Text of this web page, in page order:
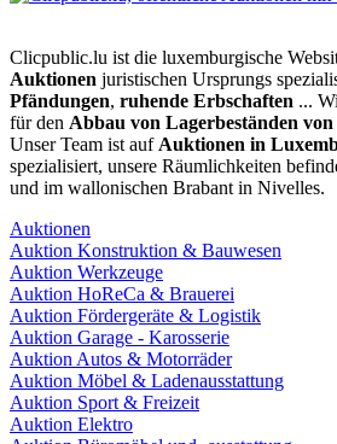
Clicpublic.lu ist die luxemburgische
Auktionen juristischen Ursprungs
Pfändungen, ruhende Erbschaften ...
für den Abbau von Lagerbeständen
Unser Team ist auf Auktionen in
spezialisiert, unsere Räumlichkeiten
und im wallonischen Brabant in Nivelles.
Auktionen
Auktion Konstruktion & Bauwesen
Auktion Werkzeuge
Auktion HoReCa & Brauerei
Auktion Fördergeräte & Logistik
Auktion Garage - Karosserie
Auktion Autos & Motorräder
Auktion Möbel & Ladenausstattung
Auktion Sport & Freizeit
Auktion Elektro